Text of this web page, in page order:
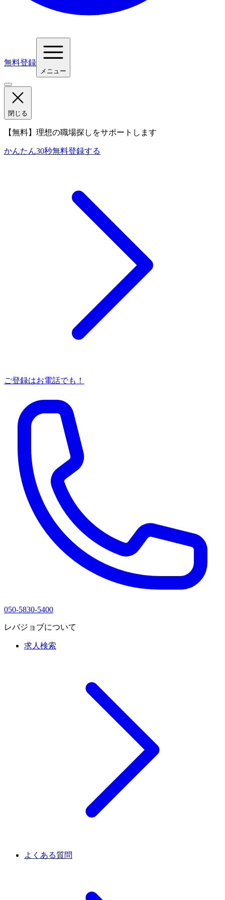
無料登録
メニュー
閉じる
【無料】理想の職場探しをサポートします
かんたん30秒無料登録する
ご登録はお電話でも！
050-5830-5400
レバジョブについて
求人検索
よくある質問